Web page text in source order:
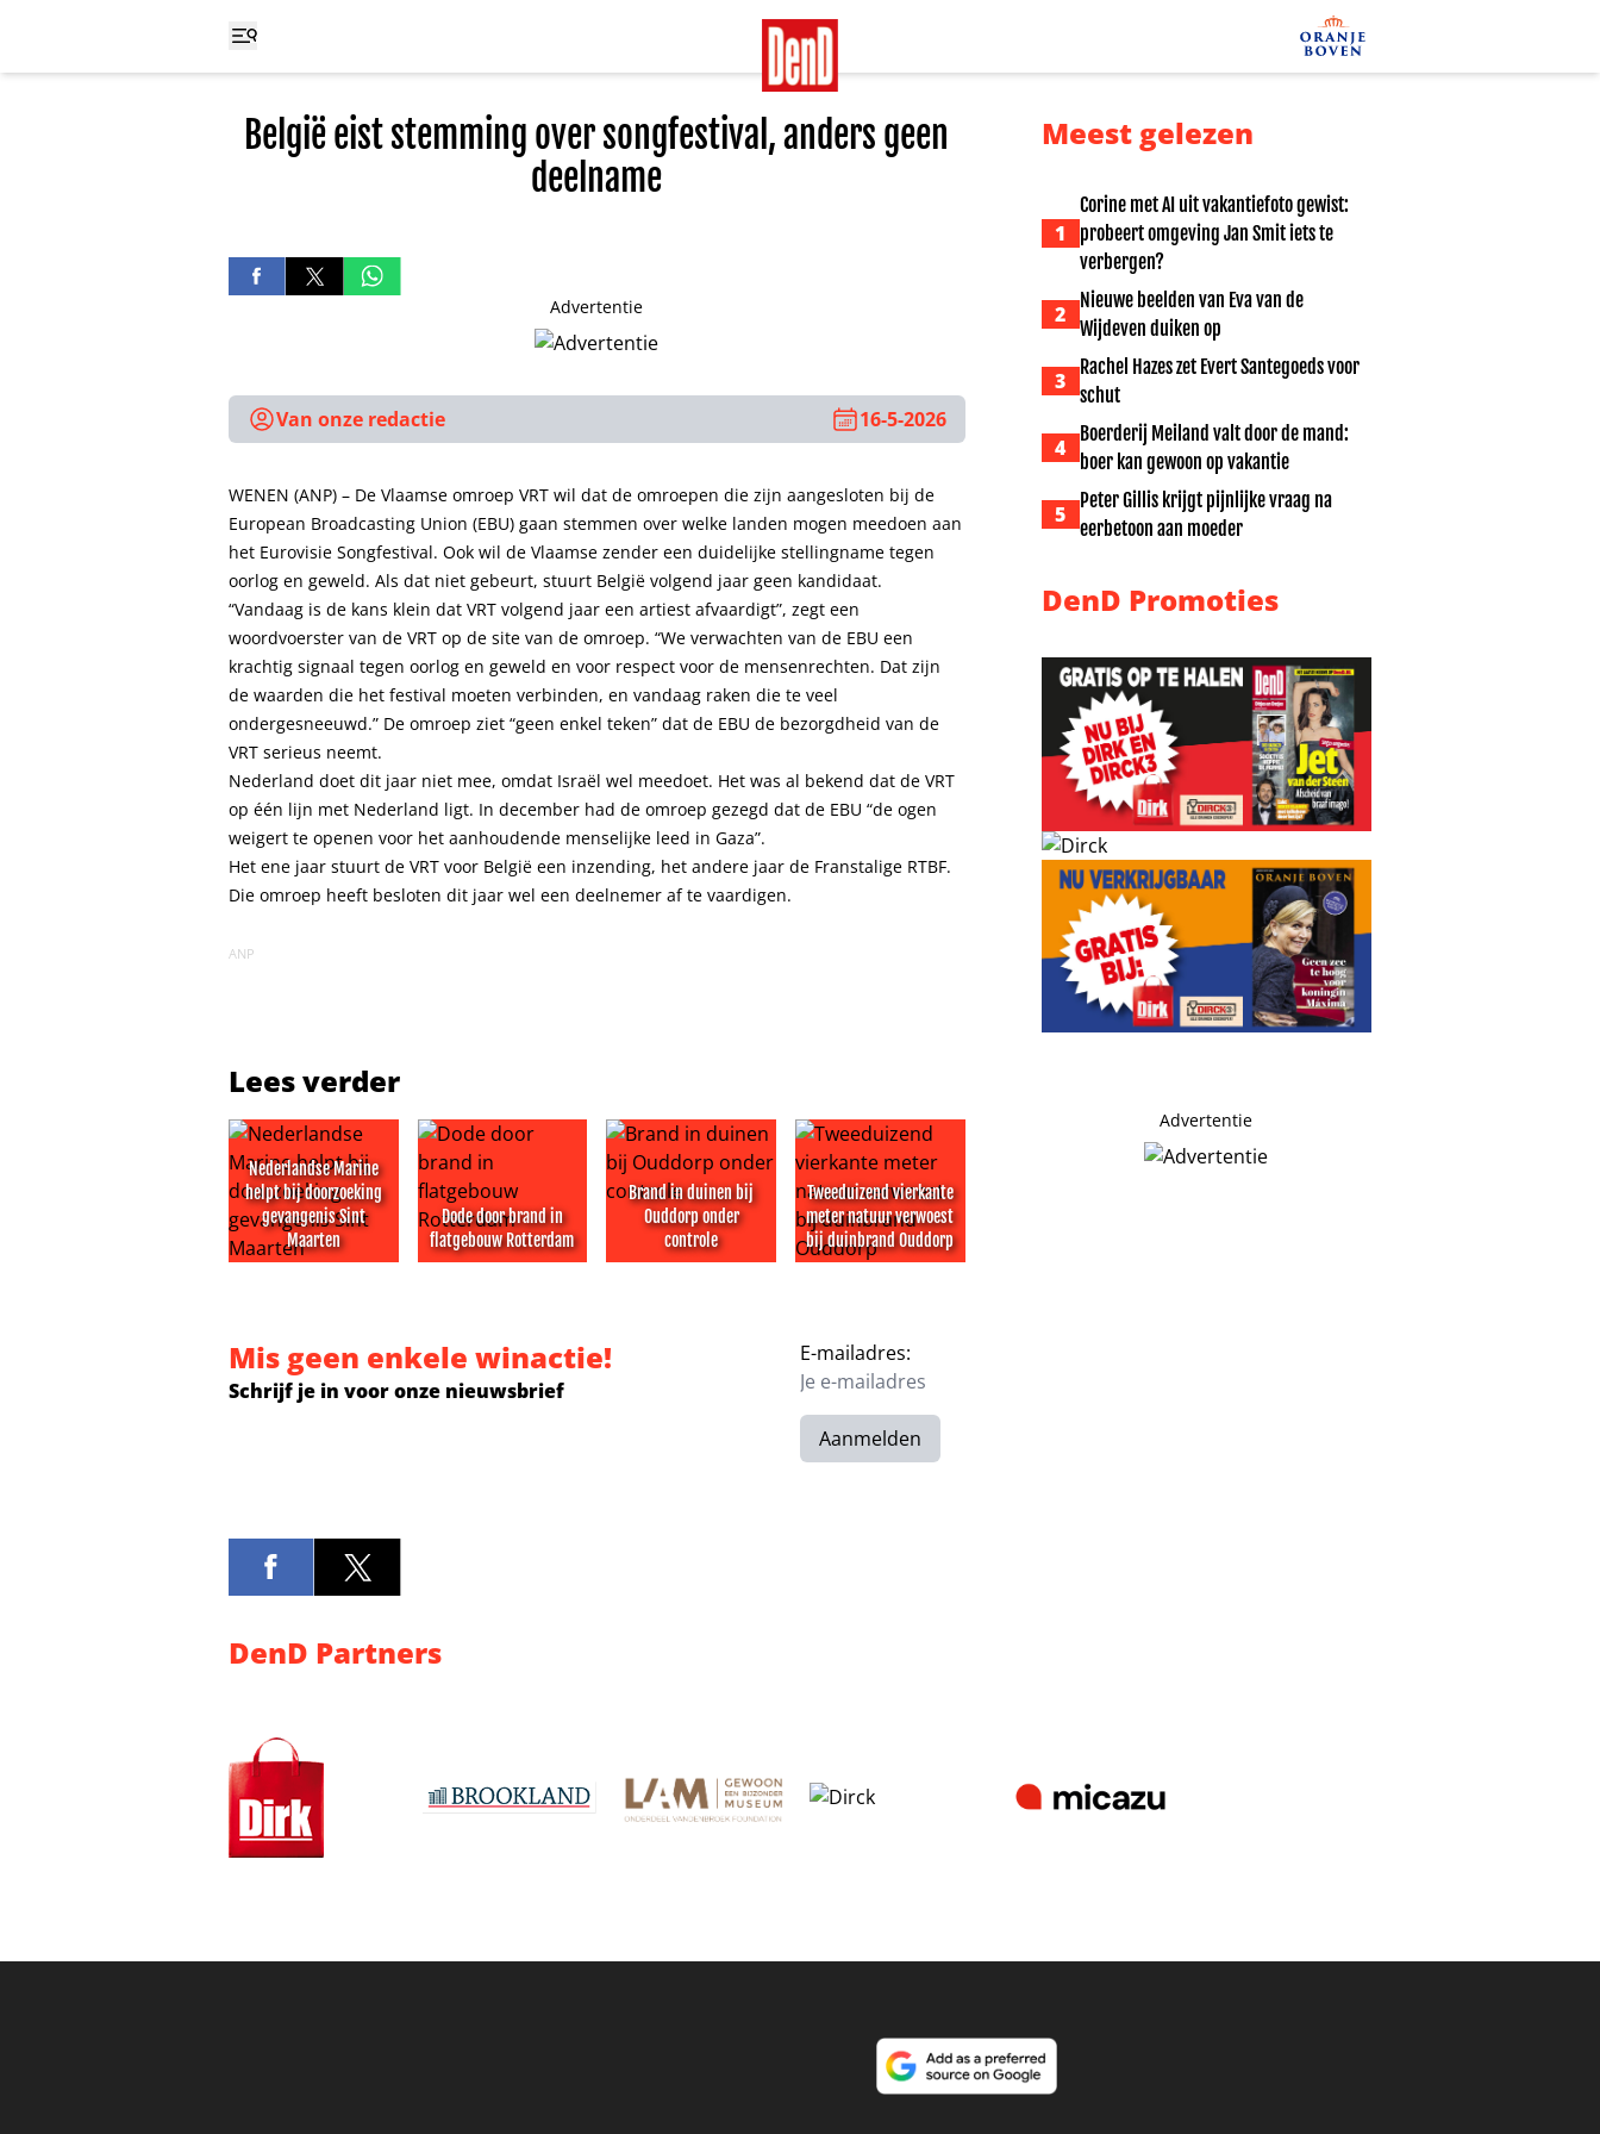
België eist stemming over songfestival, anders geen
deelname
Advertentie
Van onze redactie 16-5-2026
WENEN (ANP) – De Vlaamse omroep VRT wil dat de omroepen die zijn aangesloten bij de
European Broadcasting Union (EBU) gaan stemmen over welke landen mogen meedoen aan
het Eurovisie Songfestival. Ook wil de Vlaamse zender een duidelijke stellingname tegen
oorlog en geweld. Als dat niet gebeurt, stuurt België volgend jaar geen kandidaat.
“Vandaag is de kans klein dat VRT volgend jaar een artiest afvaardigt”, zegt een
woordvoerster van de VRT op de site van de omroep. “We verwachten van de EBU een
krachtig signaal tegen oorlog en geweld en voor respect voor de mensenrechten. Dat zijn
de waarden die het festival moeten verbinden, en vandaag raken die te veel
ondergesneeuwd.” De omroep ziet “geen enkel teken” dat de EBU de bezorgdheid van de
VRT serieus neemt.
Nederland doet dit jaar niet mee, omdat Israël wel meedoet. Het was al bekend dat de VRT
op één lijn met Nederland ligt. In december had de omroep gezegd dat de EBU “de ogen
weigert te openen voor het aanhoudende menselijke leed in Gaza”.
Het ene jaar stuurt de VRT voor België een inzending, het andere jaar de Franstalige RTBF.
Die omroep heeft besloten dit jaar wel een deelnemer af te vaardigen.
ANP
Lees verder
Nederlandse Marine
helpt bij doorzoeking
gevangenis Sint
Maarten
Dode door brand in
flatgebouw Rotterdam
Brand in duinen bij
Ouddorp onder
controle
Tweeduizend vierkante
meter natuur verwoest
bij duinbrand Ouddorp
Meest gelezen
1
Corine met AI uit vakantiefoto gewist:
probeert omgeving Jan Smit iets te
verbergen?
2
Nieuwe beelden van Eva van de
Wijdeven duiken op
3
Rachel Hazes zet Evert Santegoeds voor
schut
4
Boerderij Meiland valt door de mand:
boer kan gewoon op vakantie
5
Peter Gillis krijgt pijnlijke vraag na
eerbetoon aan moeder
DenD Promoties
Advertentie
Mis geen enkele winactie!
Schrijf je in voor onze nieuwsbrief
E-mailadres:
Aanmelden
DenD Partners